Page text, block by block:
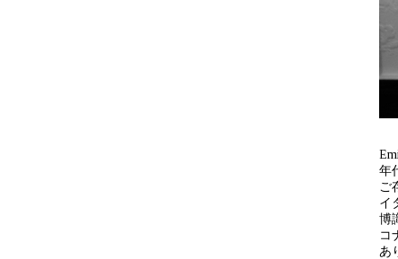
年
ご
イ
博
コ
あ